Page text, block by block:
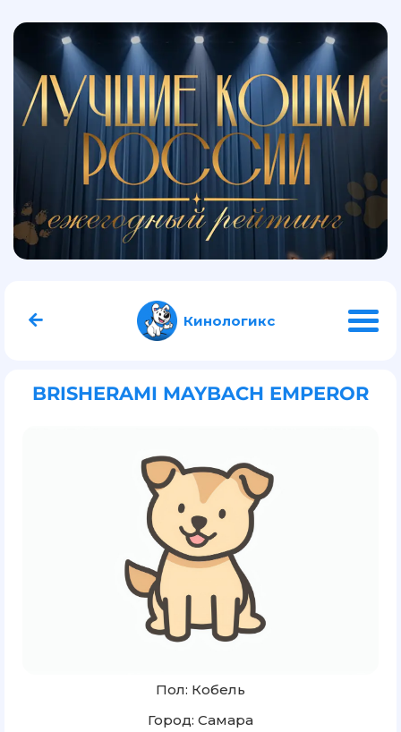
Кинологикс
BRISHERAMI MAYBACH EMPEROR
Пол: Кобель
Город: Самара